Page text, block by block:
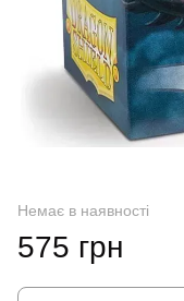
Немає в наявності
575 грн